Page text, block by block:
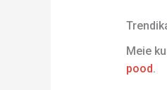
Meie
pood.